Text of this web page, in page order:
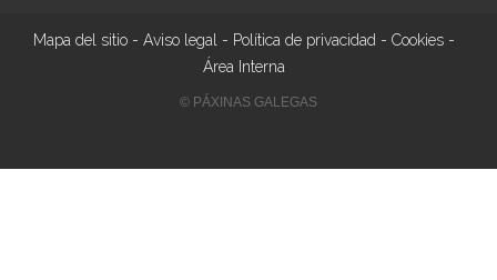
Mapa del sitio - Aviso legal - Política de privacidad - Cookies -
Área Interna
© PÁXINAS GALEGAS